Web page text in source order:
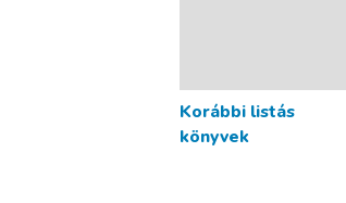
Korábbi listás
könyvek